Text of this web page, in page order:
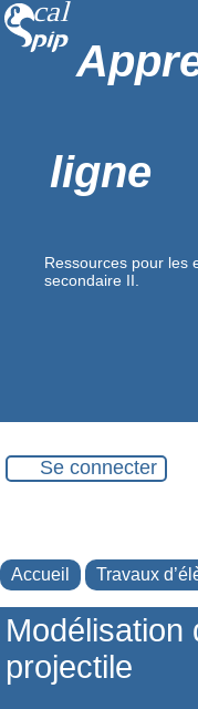
ligne
Ressources pour les
secondaire II.
Se connecter
Accueil Travaux
Modélisation
projectile